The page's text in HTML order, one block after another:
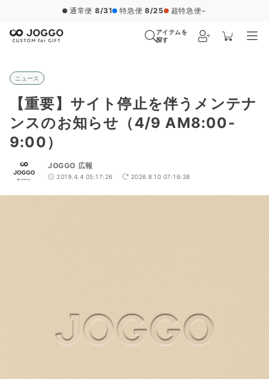
通常便 8/31 特急便 8/25 超特急便−
アイテムを
探す
ニュース
【重要】サイト停止を伴うメンテナ
ンスのお知らせ（4/9 AM8:00-
9:00）
JOGGO 広報
2019.4.4 05:17:26 2026.8.10 07:16:38